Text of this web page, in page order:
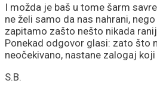
I možda je baš u tome šarm
ne želi samo da nas nahrani,
zapitamo zašto nešto nikada
Ponekad odgovor glasi: zato što
neočekivano, nastane zalogaj
S.B.